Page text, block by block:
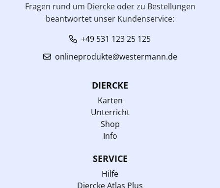
Fragen rund um Diercke oder zu Bestellungen
beantwortet unser Kundenservice:
+49 531 123 25 125
onlineprodukte@westermann.de
DIERCKE
Karten
Unterricht
Shop
Info
SERVICE
Hilfe
Diercke Atlas Plus